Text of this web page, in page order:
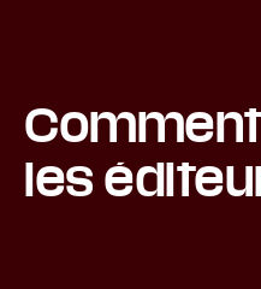
les